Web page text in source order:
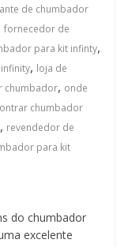
de chumbador
fornecedor de
para kit infinty,
, loja de
chumbador, onde
chumbador
, revendedor de
para kit
do chumbador
excelente